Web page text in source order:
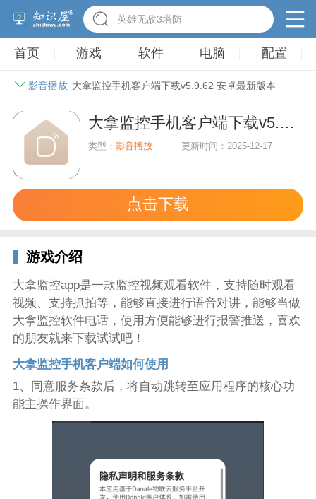
英雄无敌3塔防
首页 游戏 软件 电脑 配置
影音播放 大拿监控手机客户端下载v5.9.62 安卓最新版本
大拿监控手机客户端下载v5.9.62 安卓最新版本
类型：影音播放 更新时间：2025-12-17
点击下载
游戏介绍
大拿监控app是一款监控视频观看软件，支持随时观看
视频、支持抓拍等，能够直接进行语音对讲，能够当做
大拿监控软件电话，使用方便能够进行报警推送，喜欢
的朋友就来下载试试吧！
大拿监控手机客户端如何使用
1、同意服务条款后，将自动跳转至应用程序的核心功
能主操作界面。